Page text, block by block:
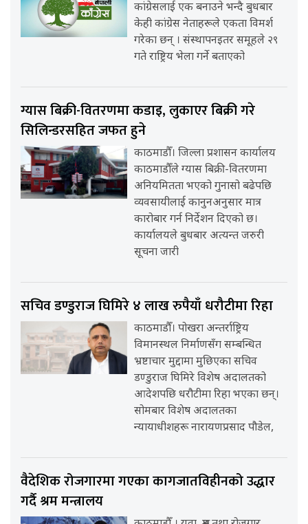
कांग्रेसलाई एक बनाउने भन्दै बुधबार
केही कांग्रेस नेताहरूले एकता विमर्श
गरेका छन् । संस्थापनइतर समूहले २९
गते राष्ट्रिय भेला गर्ने बताएको
ग्यास बिक्री-वितरणमा कडाइ, लुकाएर बिक्री गरे
सिलिन्डरसहित जफत हुने
काठमाडौँ। जिल्ला प्रशासन कार्यालय
काठमाडौँले ग्यास बिक्री-वितरणमा
अनियमितता भएको गुनासो बढेपछि
व्यवसायीलाई कानुनअनुसार मात्र
कारोबार गर्न निर्देशन दिएको छ।
कार्यालयले बुधबार अत्यन्त जरुरी
सूचना जारी
सचिव डण्डुराज घिमिरे ४ लाख रुपैयाँ धरौटीमा रिहा
काठमाडौँ। पोखरा अन्तर्राष्ट्रिय
विमानस्थल निर्माणसँग सम्बन्धित
भ्रष्टाचार मुद्दामा मुछिएका सचिव
डण्डुराज घिमिरे विशेष अदालतको
आदेशपछि धरौटीमा रिहा भएका छन्।
सोमबार विशेष अदालतका
न्यायाधीशहरू नारायणप्रसाद पौडेल,
वैदेशिक रोजगारमा गएका कागजातविहीनको उद्धार
गर्दै श्रम मन्त्रालय